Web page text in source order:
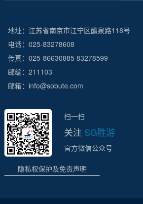
地址：江苏省南京市江宁区醴泉路118号
电话：025-83278608
传真：025-86630885 83278599
邮编：211103
邮箱：info@sobute.com
扫一扫
关注 SG胜游
官方微信公众号
隐私权保护及免责声明